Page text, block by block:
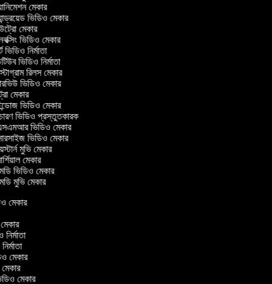
মেকার
ভিডিও মেকার
মেকার
ভিডিও মেকার
নির্মাতা
ভিডিও নির্মাতা
রিলস মেকার
ভিডিও মেকার
মেকার
ভিডিও মেকার
ভিডিও প্রস্তুতকারক
ভিডিও মেকার
ভিডিও মেকার
মুভি মেকার
মেকার
ভিডিও মেকার
মুভি মেকার
মেকার
নির্মাতা
মেকার
মেকার
মেকার